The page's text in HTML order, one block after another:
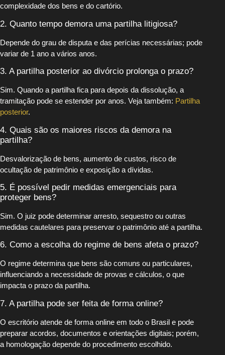
complexidade dos bens e do cartório.
2. Quanto tempo demora uma partilha litigiosa?
Depende do grau de disputa e das perícias necessárias; pode
variar de 1 ano a vários anos.
3. A partilha posterior ao divórcio prolonga o prazo?
Sim. Quando a partilha fica para depois da dissolução, a
tramitação pode se estender por anos. Veja também: Partilha
posterior.
4. Quais são os maiores riscos da demora na
partilha?
Desvalorização de bens, aumento de custos, risco de
ocultação de patrimônio e exposição a dívidas.
5. É possível pedir medidas emergenciais para
proteger bens?
Sim. O juiz pode determinar arresto, sequestro ou outras
medidas cautelares para preservar o patrimônio até a partilha.
6. Como a escolha do regime de bens afeta o prazo?
O regime determina que bens são comuns ou particulares,
influenciando a necessidade de provas e cálculos, o que
impacta o prazo da partilha.
7. A partilha pode ser feita de forma online?
O escritório atende de forma online em todo o Brasil e pode
preparar acordos, documentos e orientações digitais; porém,
a homologação depende do procedimento escolhido.